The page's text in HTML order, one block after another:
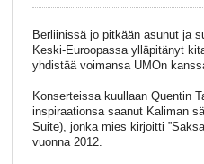
Berliinissä jo pitkään asunut ja
Keski-Euroopassa ylläpitänyt
yhdistää voimansa UMOn
Konserteissa kuullaan Quentin
inspiraationsa saanut Kaliman
Suite), jonka mies kirjoitti
vuonna 2012.